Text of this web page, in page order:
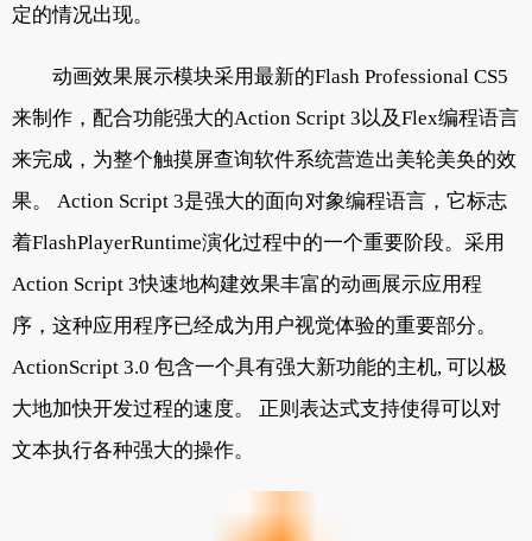
定的情况出现。
动画效果展示模块采用最新的Flash Professional CS5
来制作，配合功能强大的Action Script 3以及Flex编程语言
来完成，为整个触摸屏查询软件系统营造出美轮美奂的效
果。 Action Script 3是强大的面向对象编程语言，它标志
着FlashPlayerRuntime演化过程中的一个重要阶段。采用
Action Script 3快速地构建效果丰富的动画展示应用程
序，这种应用程序已经成为用户视觉体验的重要部分。
ActionScript 3.0 包含一个具有强大新功能的主机, 可以极
大地加快开发过程的速度。 正则表达式支持使得可以对
文本执行各种强大的操作。